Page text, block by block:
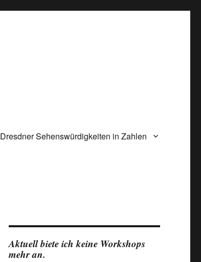
Dresdner Sehenswürdigkeiten in Zahlen
Aktuell biete ich keine Workshops
mehr an.